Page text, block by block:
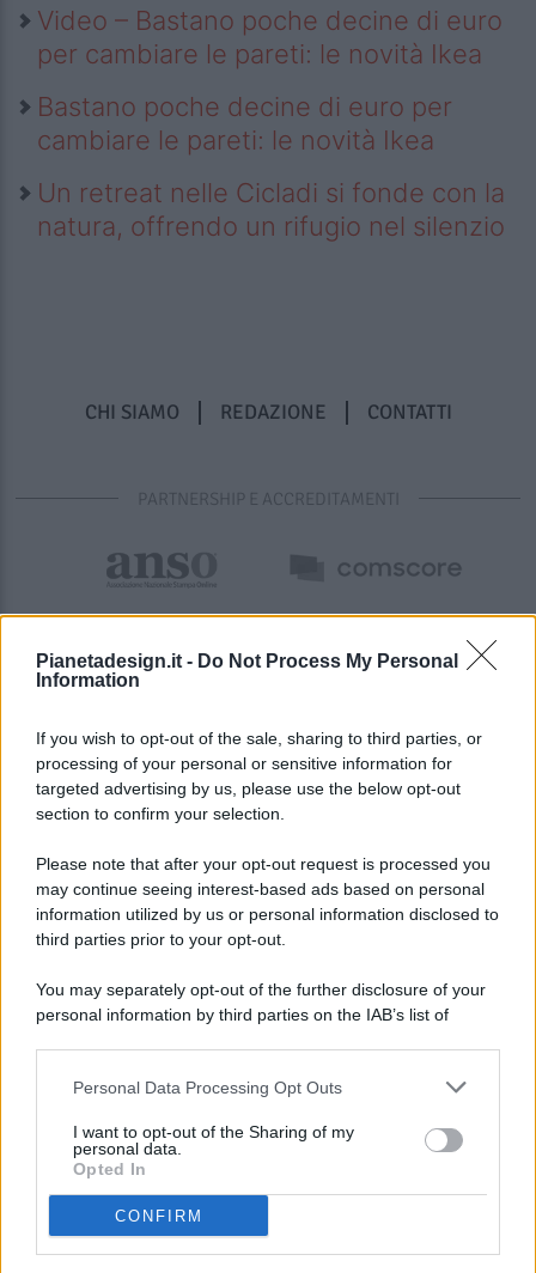
Pianetadesign.it - Do Not Process My Personal
Information
If you wish to opt-out of the sale, sharing to third parties, or
processing of your personal or sensitive information for
targeted advertising by us, please use the below opt-out
section to confirm your selection.
Please note that after your opt-out request is processed you
may continue seeing interest-based ads based on personal
information utilized by us or personal information disclosed to
third parties prior to your opt-out.
You may separately opt-out of the further disclosure of your
personal information by third parties on the IAB’s list of
This information may also be disclosed by us to third parties
disclose it to other third parties.
Personal Data Processing Opt Outs
I want to opt-out of the Sharing of my
personal data.
Opted In
CONFIRM
Video – Bastano poche decine di euro
per cambiare le pareti: le novità Ikea
Bastano poche decine di euro per
cambiare le pareti: le novità Ikea
Un retreat nelle Cicladi si fonde con la
natura, offrendo un rifugio nel silenzio
CHI SIAMO REDAZIONE CONTATTI
PARTNERSHIP E ACCREDITAMENTI
© 2026 - Pianeta Design - P.IVA 04827280654 - Testata
Registrata Al Tribunale Di Nocera Inferiore N. 8/2020 - RG N.
ISCRIZIONE AL ROC N. 35792 – ISCRITTA ALL’ANSO
(ASSOCIAZIONE NAZIONALE STAMPA ONLINE)
PREFERENZE PRIVACY